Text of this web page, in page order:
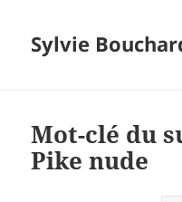
Sylvie
Mot-clé du
Pike nude